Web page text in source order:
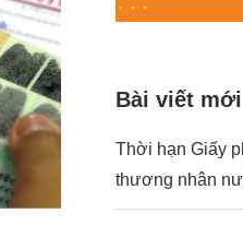
Bài viết mới
Thời hạn Giấy
thương nhân